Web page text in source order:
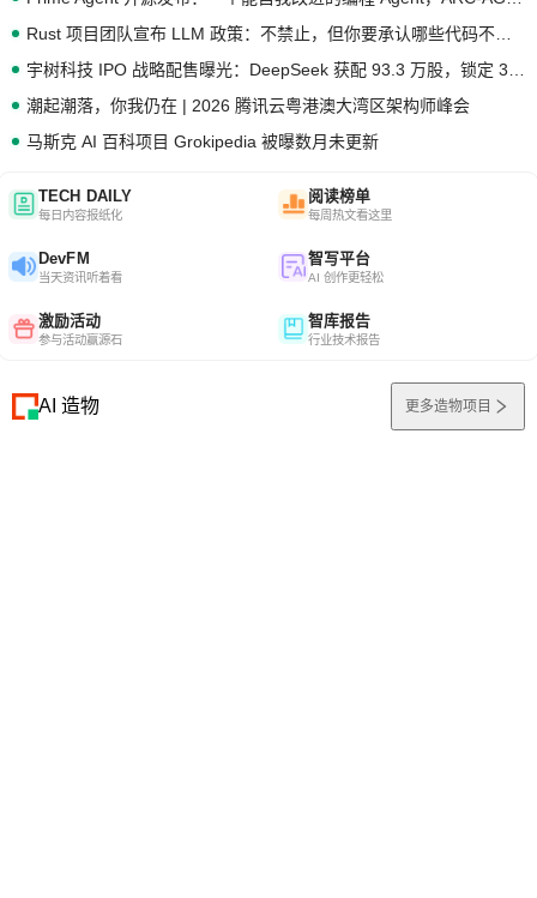
潮起潮落，你我仍在 | 2026 腾讯云粤港澳大湾区架构师峰会
马斯克 AI 百科项目 Grokipedia 被曝数月未更新
TECH DAILY
每日内容报纸化
阅读榜单
每周热文看这里
DevFM
当天资讯听着看
智写平台
AI 创作更轻松
激励活动
参与活动赢源石
智库报告
行业技术报告
AI 造物 更多造物项目